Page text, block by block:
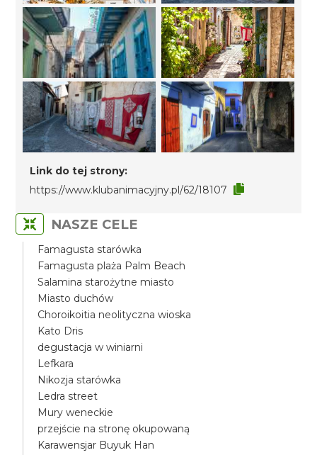
Link do tej strony:
https://www.klubanimacyjny.pl/62/18107
NASZE CELE
Famagusta starówka
Famagusta plaża Palm Beach
Salamina starożytne miasto
Miasto duchów
Choroikoitia neolityczna wioska
Kato Dris
degustacja w winiarni
Lefkara
Nikozja starówka
Ledra street
Mury weneckie
przejście na stronę okupowaną
Karawensjar Buyuk Han